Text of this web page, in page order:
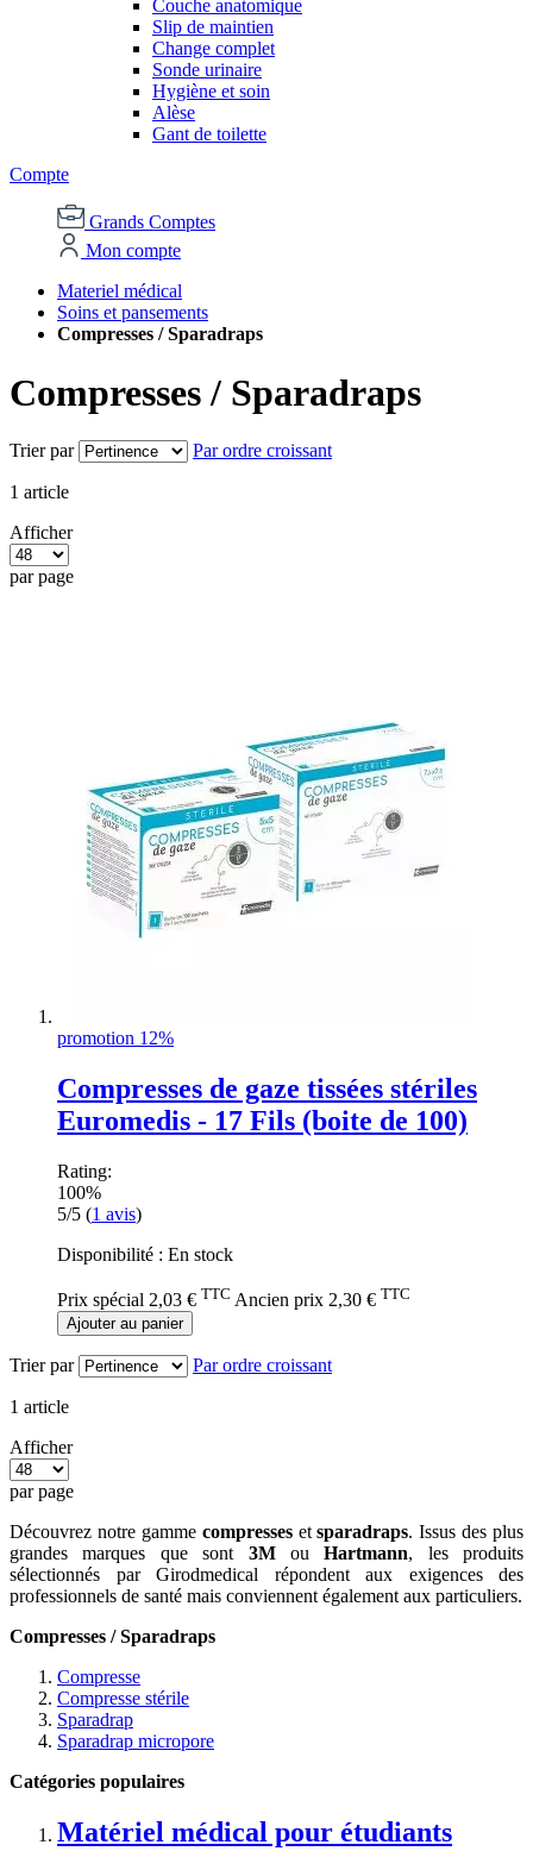
Couche anatomique
Slip de maintien
Change complet
Sonde urinaire
Hygiène et soin
Alèse
Gant de toilette
Compte
Grands Comptes
Mon compte
Materiel médical
Soins et pansements
Compresses / Sparadraps
Compresses / Sparadraps
Trier par Par ordre croissant
1 article
Afficher
par page
promotion 12%
Compresses de gaze tissées stériles
Euromedis - 17 Fils (boite de 100)
Rating:
100%
5/5 (1 avis)
Disponibilité : En stock
Prix spécial 2,03 € TTC Ancien prix 2,30 € TTC
Ajouter au panier
Trier par Par ordre croissant
1 article
Afficher
par page
Découvrez notre gamme compresses etsparadraps. Issus des plus
grandes marques que sont 3M ouHartmann, les produits
sélectionnés par Girodmedical répondent aux exigences des
professionnels de santé mais conviennent également aux particuliers.
Compresses / Sparadraps
Compresse
Compresse stérile
Sparadrap
Sparadrap micropore
Catégories populaires
Matériel médical pour étudiants